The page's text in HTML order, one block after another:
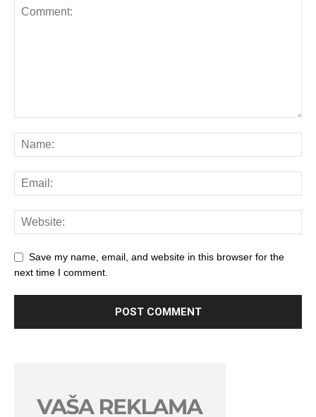
Save my name, email, and website in this browser for the
next time I comment.